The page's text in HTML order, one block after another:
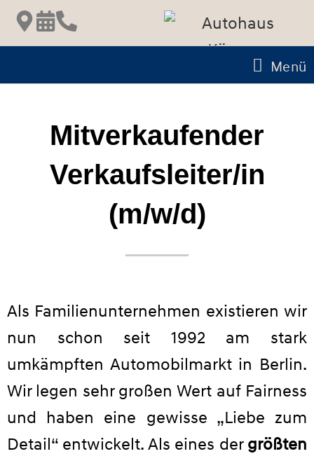
Menü
Mitverkaufender
Verkaufsleiter/in
(m/w/d)
Als Familienunternehmen existieren wir
nun schon seit 1992 am stark
umkämpften Automobilmarkt in Berlin.
Wir legen sehr großen Wert auf Fairness
und haben eine gewisse „Liebe zum
Detail“ entwickelt. Als eines der größten